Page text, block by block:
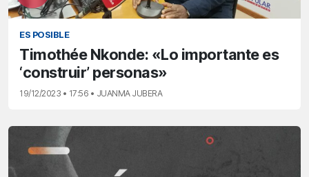
ES POSIBLE
Timothée Nkonde: «Lo importante es
‘construir’ personas»
19/12/2023 • 17:56 • JUANMA JUBERA